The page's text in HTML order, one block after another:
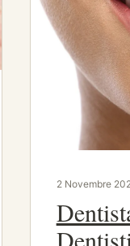
2 Novembre